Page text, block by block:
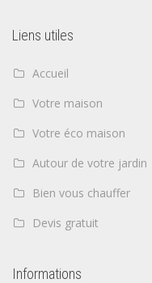
Liens utiles
Accueil
Votre maison
Votre éco maison
Autour de votre jardin
Bien vous chauffer
Devis gratuit
Informations